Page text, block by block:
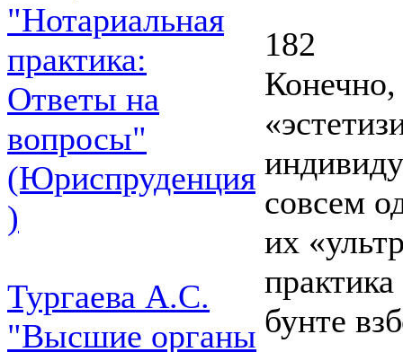
"Нотариальная
практика:
Ответы на
вопросы"
(Юриспруденция
)
Тургаева А.С.
"Высшие органы
182
совсем
их
бунте